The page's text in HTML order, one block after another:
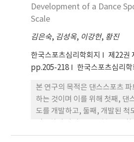
섭식태도의 차이를 높게 인지하
정서중 긍정요인은 남성이, 우울
자의 경우 더 마른 체형을 바라는
하게 높았다. 셋째, 신체상 자기-
도를 분석한 결과, 부분적으로
한 차이가 있는 것으로 나타났다
도가 정서에 미치는 영향을 분
긍정정서에 유의한 영향을 미치
이가 높게 나타날수록 섭식태도
Development of a Dance
Scale
김은숙, 김성옥, 이강헌, 황진
한국스포츠심리학회지
제22권
pp.205-218
한국스포츠심리학
본 연구의 목적은 댄스스포츠
하는 것이며 이를 위해 첫째, 댄
도를 개발하고, 둘째, 개발된 척
따른 댄스스포츠 파트너십의 차